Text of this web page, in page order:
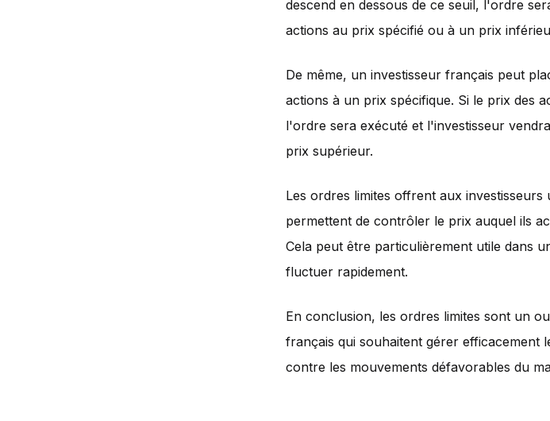
descend en dessous de ce seuil, l'ordre
actions au prix spécifié ou à un prix
De même, un investisseur français peut
actions à un prix spécifique. Si le prix des
l'ordre sera exécuté et l'investisseur
prix supérieur.
Les ordres limites offrent aux
permettent de contrôler le prix auquel ils
Cela peut être particulièrement utile dans
fluctuer rapidement.
En conclusion, les ordres limites sont un
français qui souhaitent gérer efficacement
contre les mouvements défavorables du